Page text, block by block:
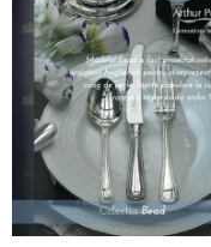
KINGSLEY
SERENDIPITY GOLD
SERENDIPITY PLATINUM
CHELSEA
MEDICEA
CELESTIAL
PATCHWORK WILLOW
BLUE LILY